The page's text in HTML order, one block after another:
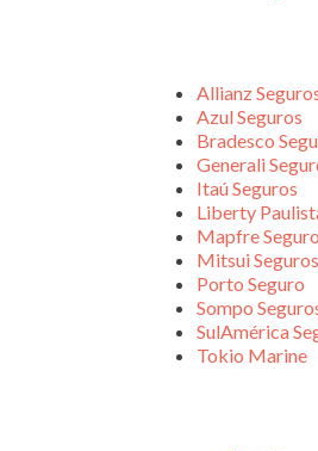
Allianz
Azul Seguros
Bradesco
Generali
Itaú Seguros
Liberty
Mapfre
Mitsui Seguros
Porto Seguro
Sompo
SulAmérica
Tokio Marine